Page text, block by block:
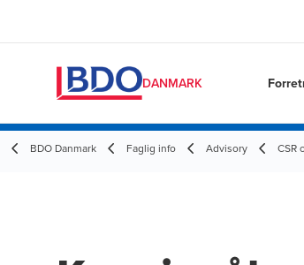
DANMARK
BDO Danmark Faglig info Advisory CSR